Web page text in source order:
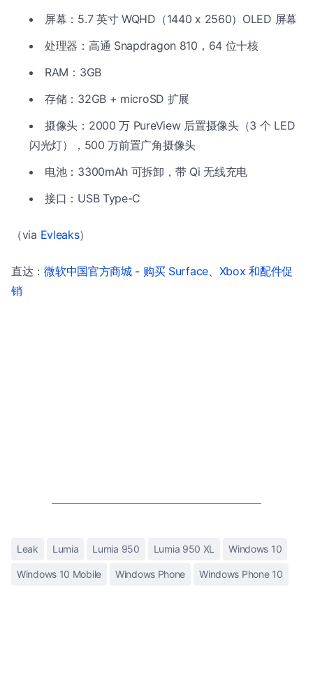
屏幕：5.7 英寸 WQHD（1440 x 2560）OLED 屏幕
处理器：高通 Snapdragon 810，64 位十核
RAM：3GB
存储：32GB + microSD 扩展
摄像头：2000 万 PureView 后置摄像头（3 个 LED
闪光灯），500 万前置广角摄像头
电池：3300mAh 可拆卸，带 Qi 无线充电
接口：USB Type-C
（via Evleaks）
直达：微软中国官方商城 - 购买 Surface、Xbox 和配件促
销
Leak Lumia Lumia 950 Lumia 950 XL Windows 10
Windows 10 Mobile Windows Phone Windows Phone 10